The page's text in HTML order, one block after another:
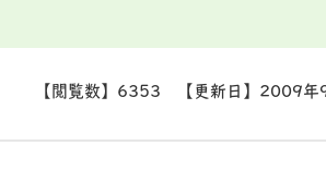
【閲覧数】 6353 【更新日】 2009年